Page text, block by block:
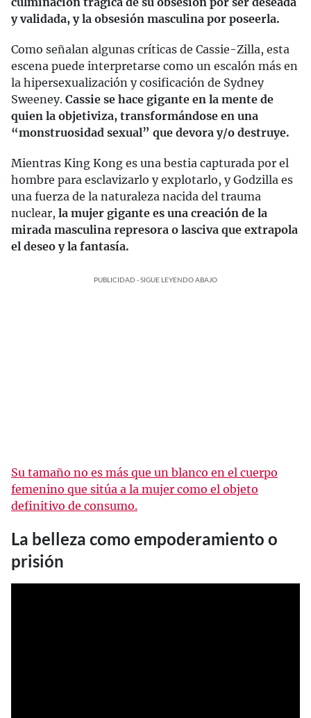
y validada, y la obsesión masculina por poseerla.
Como señalan algunas críticas de Cassie-Zilla, esta
escena puede interpretarse como un escalón más en
la hipersexualización y cosificación de Sydney
Sweeney. Cassie se hace gigante en la mente de
quien la objetiviza, transformándose en una
“monstruosidad sexual” que devora y/o destruye.
Mientras King Kong es una bestia capturada por el
hombre para esclavizarlo y explotarlo, y Godzilla es
una fuerza de la naturaleza nacida del trauma
nuclear, la mujer gigante es una creación de la
mirada masculina represora o lasciva que extrapola
el deseo y la fantasía.
PUBLICIDAD - SIGUE LEYENDO ABAJO
Su tamaño no es más que un blanco en el cuerpo
femenino que sitúa a la mujer como el objeto
definitivo de consumo.
La belleza como empoderamiento o
prisión